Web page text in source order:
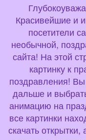
Красивейшие и
посетители
необычной,
сайта! На этой
картинку к
поздравления! Вы
дальше и
анимацию на
все картинки
скачать